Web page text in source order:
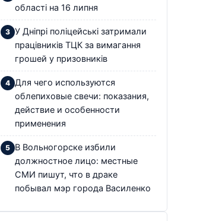
області на 16 липня
У Дніпрі поліцейські затримали
працівників ТЦК за вимагання
грошей у призовників
Для чего используются
облепиховые свечи: показания,
действие и особенности
применения
В Вольногорске избили
должностное лицо: местные
СМИ пишут, что в драке
побывал мэр города Василенко